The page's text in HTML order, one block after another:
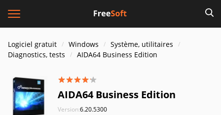
Logiciel gratuit Windows
Système, utilitaires
Diagnostics, tests
AIDA64 Business Edition
AIDA64 Business Edition
Version:6.20.5300